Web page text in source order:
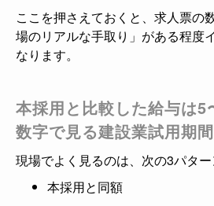
ここを押さえておくと、求人票の
場のリアルな手取り」がある程度
なります。
本採用と比較した給与は5
数字で見る建設業試用期
現場でよく見るのは、次の3パター
本採用と同額